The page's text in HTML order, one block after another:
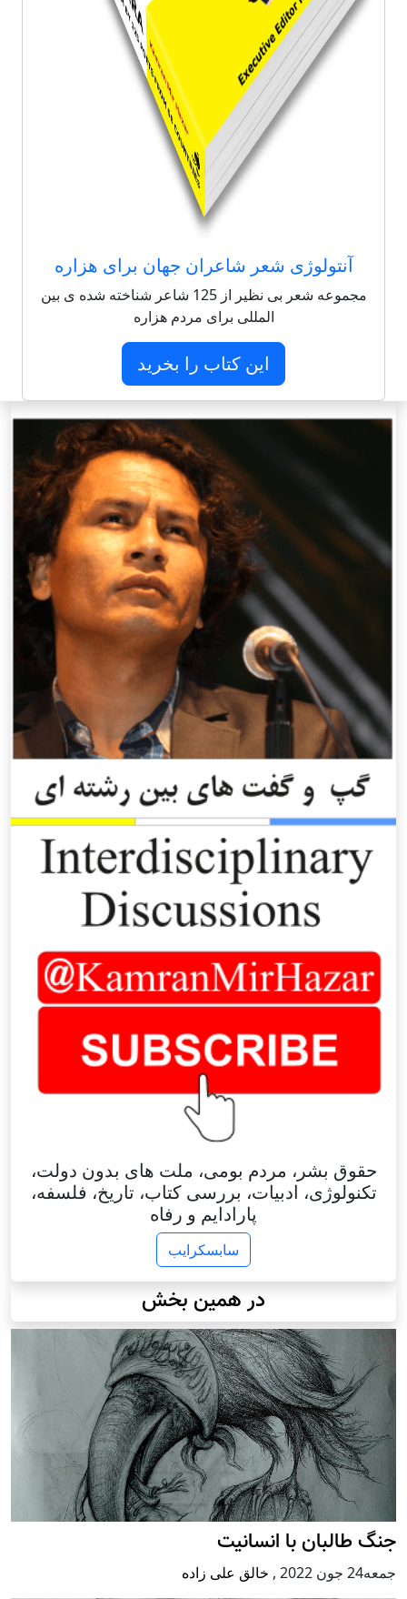
آنتولوژی شعر شاعران جهان برای هزاره
مجموعه شعر بی نظیر از 125 شاعر شناخته شده ی بین
المللی برای مردم هزاره
این کتاب را بخرید
حقوق بشر، مردم بومی، ملت های بدون دولت،
تکنولوژی، ادبیات، بررسی کتاب، تاریخ، فلسفه،
پارادایم و رفاه
سابسکرایب
در همین بخش
جنگ طالبان با انسانیت
جمعه24 جون 2022 , خالق علی زاده